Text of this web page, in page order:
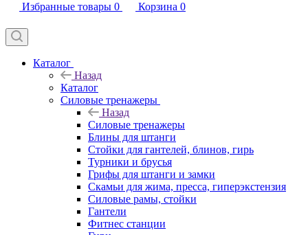
Избранные товары 0 Корзина 0
Каталог
Назад
Каталог
Силовые тренажеры
Назад
Силовые тренажеры
Блины для штанги
Стойки для гантелей, блинов, гирь
Турники и брусья
Грифы для штанги и замки
Скамьи для жима, пресса, гиперэкстензия
Силовые рамы, стойки
Гантели
Фитнес станции